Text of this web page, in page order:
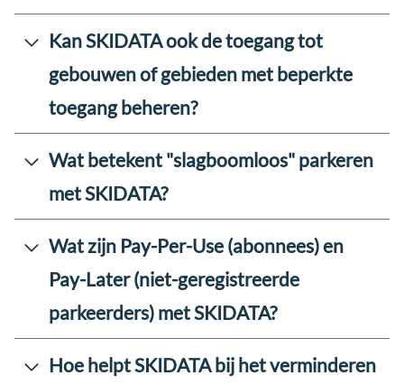
Kan SKIDATA ook de toegang tot
gebouwen of gebieden met beperkte
toegang beheren?
Wat betekent "slagboomloos" parkeren
met SKIDATA?
Wat zijn Pay-Per-Use (abonnees) en
Pay-Later (niet-geregistreerde
parkeerders) met SKIDATA?
Hoe helpt SKIDATA bij het verminderen